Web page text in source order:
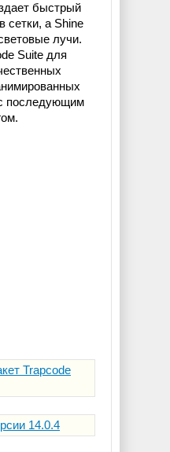
быстрый
сетки, а Shine
лучи.
Suite для
последующим
Trapcode
14.0.4